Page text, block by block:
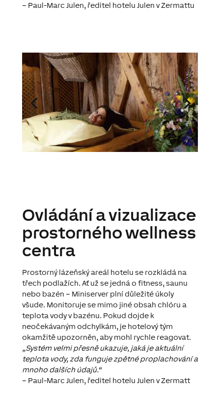
– Paul-Marc Julen, ředitel hotelu Julen v Zermattu
Ovládání a vizualizace
prostorného wellness
centra
Prostorný lázeňský areál hotelu se rozkládá na
třech podlažích. Ať už se jedná o fitness, saunu
nebo bazén – Miniserver plní důležité úkoly
všude. Monitoruje se mimo jiné obsah chlóru a
teplota vody v bazénu. Pokud dojde k
neočekávaným odchylkám, je hotelový tým
okamžitě upozorněn, aby mohl rychle reagovat.
„Systém velmi přesně ukazuje, jaká je aktuální
teplota vody, zda funguje zpětné proplachování a
mnoho dalších údajů.“
– Paul-Marc Julen, ředitel hotelu Julen v Zermatt